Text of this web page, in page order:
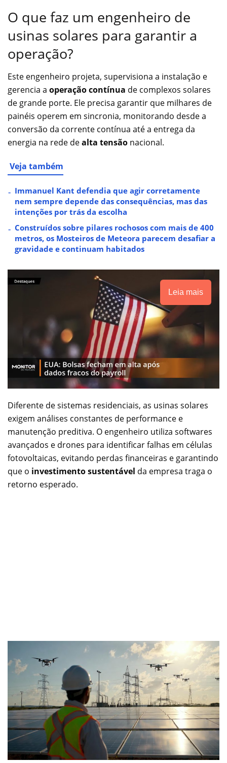
O que faz um engenheiro de
usinas solares para garantir a
operação?
Este engenheiro projeta, supervisiona a instalação e
gerencia a operação contínua de complexos solares
de grande porte. Ele precisa garantir que milhares de
painéis operem em sincronia, monitorando desde a
conversão da corrente contínua até a entrega da
energia na rede dealta tensão nacional.
Veja também
Immanuel Kant defendia que agir corretamente
nem sempre depende das consequências, mas das
intenções por trás da escolha
Construídos sobre pilares rochosos com mais de 400
metros, os Mosteiros de Meteora parecem desafiar a
gravidade e continuam habitados
Leia mais
Diferente de sistemas residenciais, as usinas solares
exigem análises constantes de performance e
manutenção preditiva. O engenheiro utiliza softwares
avançados e drones para identificar falhas em células
fotovoltaicas, evitando perdas financeiras e garantindo
que o investimento sustentável da empresa traga o
retorno esperado.